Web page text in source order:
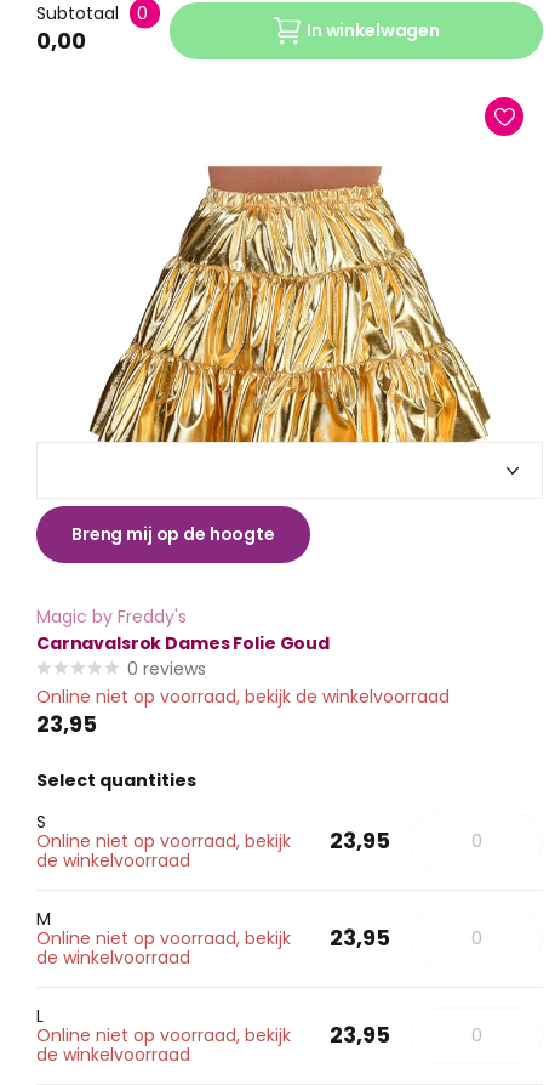
Subtotaal 0
0,00 In winkelwagen
Breng mij op de hoogte
Magic by Freddy's
Carnavalsrok Dames Folie Goud
0 reviews
Online niet op voorraad, bekijk de winkelvoorraad
23,95
Select quantities
S
Online niet op voorraad, bekijk
de winkelvoorraad
23,95
M
Online niet op voorraad, bekijk
de winkelvoorraad
23,95
L
Online niet op voorraad, bekijk
de winkelvoorraad
23,95